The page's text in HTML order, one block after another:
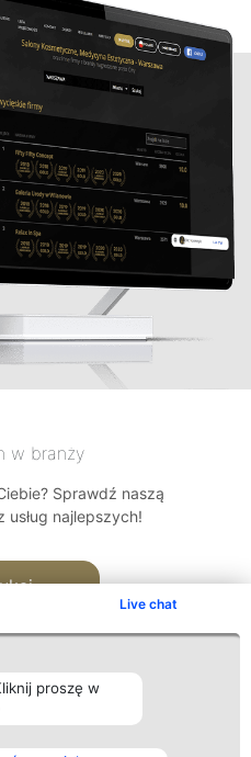
Live chat
proszę w
w branży
Sprawdź naszą
najlepszych!
Kontakt